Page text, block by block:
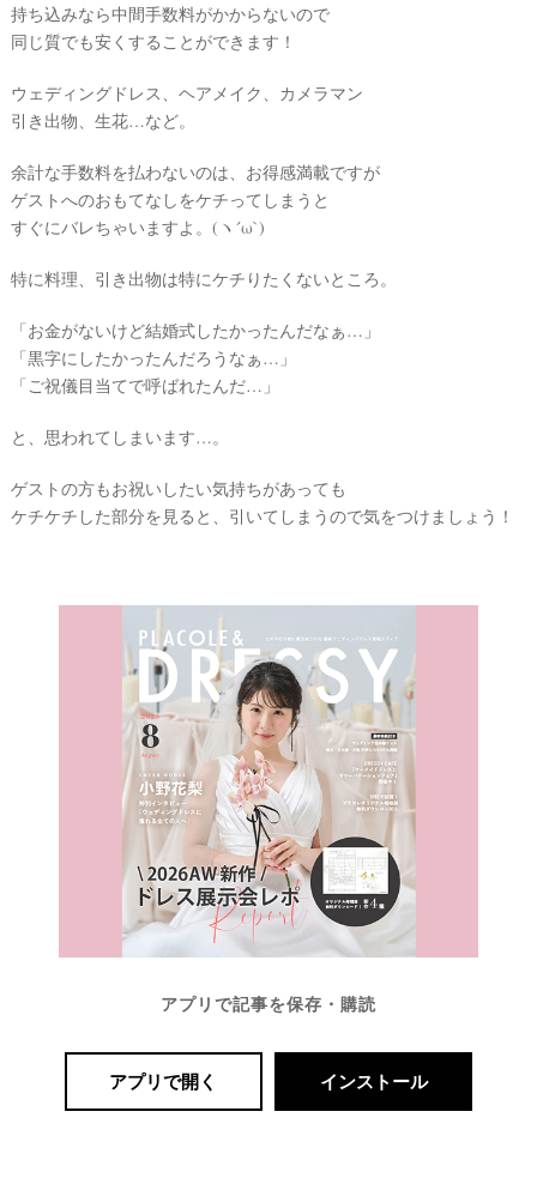
持ち込みなら中間手数料がかからないので
同じ質でも安くすることができます！
ウェディングドレス、ヘアメイク、カメラマン
引き出物、生花…など。
余計な手数料を払わないのは、お得感満載ですが
ゲストへのおもてなしをケチってしまうと
すぐにバレちゃいますよ。(ヽ´ω`)
特に料理、引き出物は特にケチりたくないところ。
「お金がないけど結婚式したかったんだなぁ…」
「黒字にしたかったんだろうなぁ…」
「ご祝儀目当てで呼ばれたんだ…」
と、思われてしまいます…。
ゲストの方もお祝いしたい気持ちがあっても
ケチケチした部分を見ると、引いてしまうので気をつけましょう！
アプリで記事を保存・購読
アプリで開く インストール